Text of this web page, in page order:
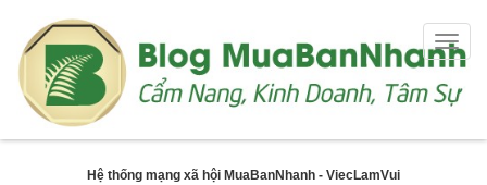
Hệ thống mạng xã hội MuaBanNhanh - ViecLamVui